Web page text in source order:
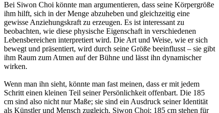
Bei Siwon Choi könnte man argumentieren, dass seine Körpergröße
ihm hilft, sich in der Menge abzuheben und gleichzeitig eine
gewisse Anziehungskraft zu erzeugen. Es ist interessant zu
beobachten, wie diese physische Eigenschaft in verschiedenen
Lebensbereichen interpretiert wird. Die Art und Weise, wie er sich
bewegt und präsentiert, wird durch seine Größe beeinflusst – sie gibt
ihm Raum zum Atmen auf der Bühne und lässt ihn dynamischer
wirken.
Wenn man ihn sieht, könnte man fast meinen, dass er mit jedem
Schritt einen kleinen Teil seiner Persönlichkeit offenbart. Die 185
cm sind also nicht nur Maße; sie sind ein Ausdruck seiner Identität
als Künstler und Mensch zugleich. Siwon Choi: 185 cm stehen für